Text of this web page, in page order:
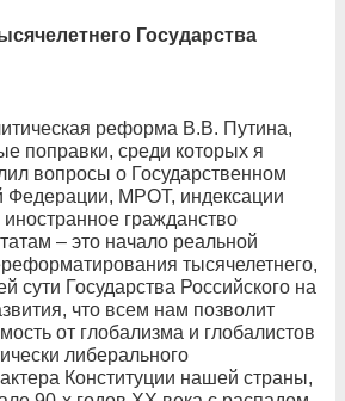
Государства
реформа В.В. Путина,
поправки, среди которых я
вопросы о Государственном
Федерации, МРОТ, индексации
гражданство
– это начало реальной
тысячелетнего,
сути Государства Российского на
что всем нам позволит
от глобализма и глобалистов
либерального
Конституции нашей страны,